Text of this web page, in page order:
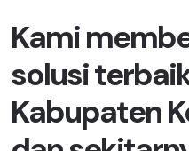
Kami
solusi
Kabupaten